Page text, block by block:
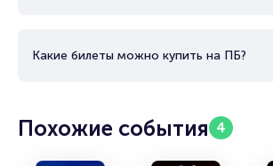
Какие билеты можно купить на ПБ?
Похожие события 4